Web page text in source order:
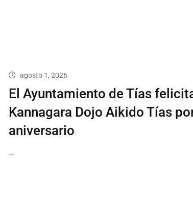
agosto 1, 2026
El Ayuntamiento de Tías
Kannagara Dojo Aikido Tías
aniversario
…